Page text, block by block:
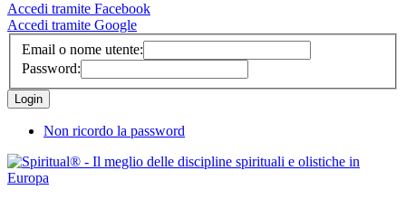
Accedi tramite Facebook
Accedi tramite Google
Email o nome utente:
Password:
Non ricordo la password